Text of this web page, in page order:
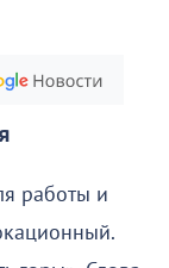
работы и